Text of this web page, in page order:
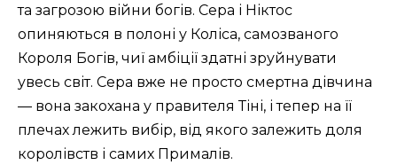
та загрозою війни богів. Сера і Ніктос
опиняються в полоні у Коліса, самозваного
Короля Богів, чиї амбіції здатні зруйнувати
увесь світ. Сера вже не просто смертна дівчина
— вона закохана у правителя Тіні, і тепер на її
плечах лежить вибір, від якого залежить доля
королівств і самих Прималів.